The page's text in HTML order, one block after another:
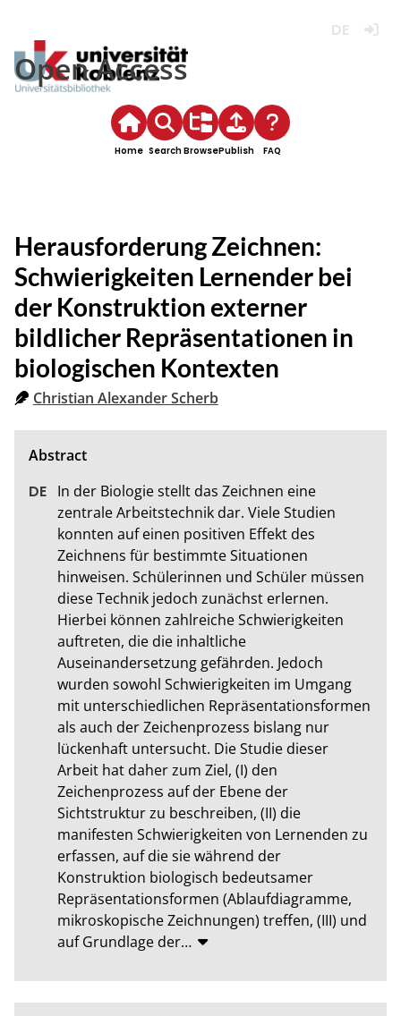
Open Access
Home SearchBrowsePublish FAQ
Herausforderung Zeichnen:
Schwierigkeiten Lernender bei
der Konstruktion externer
bildlicher Repräsentationen in
biologischen Kontexten
Christian Alexander Scherb
In der Biologie stellt das Zeichnen eine
zentrale Arbeitstechnik dar. Viele Studien
konnten auf einen positiven Effekt des
Zeichnens für bestimmte Situationen
hinweisen. Schülerinnen und Schüler müssen
diese Technik jedoch zunächst erlernen.
Hierbei können zahlreiche Schwierigkeiten
auftreten, die die inhaltliche
Auseinandersetzung gefährden. Jedoch
wurden sowohl Schwierigkeiten im Umgang
mit unterschiedlichen Repräsentationsformen
als auch der Zeichenprozess bislang nur
lückenhaft untersucht. Die Studie dieser
Arbeit hat daher zum Ziel, (I) den
Zeichenprozess auf der Ebene der
Sichtstruktur zu beschreiben, (II) die
manifesten Schwierigkeiten von Lernenden zu
erfassen, auf die sie während der
Konstruktion biologisch bedeutsamer
Repräsentationsformen (Ablaufdiagramme,
mikroskopische Zeichnungen) treffen, (III) und
auf Grundlage der…